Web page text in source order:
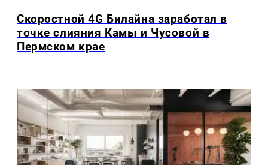
Скоростной 4G Билайна заработал в
точке слияния Камы и Чусовой в
Пермском крае